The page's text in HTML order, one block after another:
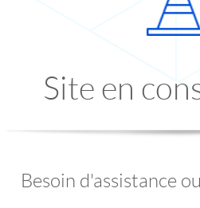
Site en
Besoin d'assistance